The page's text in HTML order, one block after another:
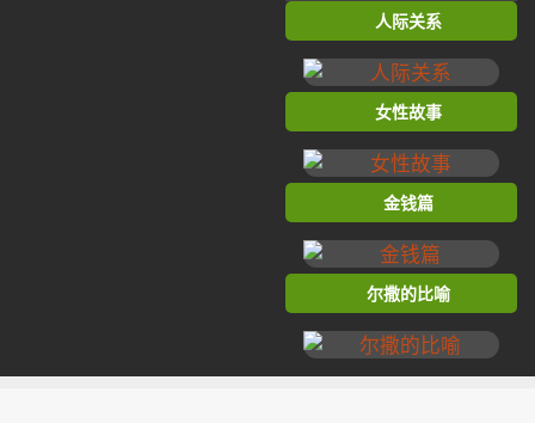
人际关系
女性故事
金钱篇
尔撒的比喻